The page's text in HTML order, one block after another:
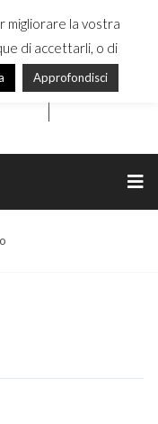
migliorare la vostra
di accettarli, o di
Approfondisci